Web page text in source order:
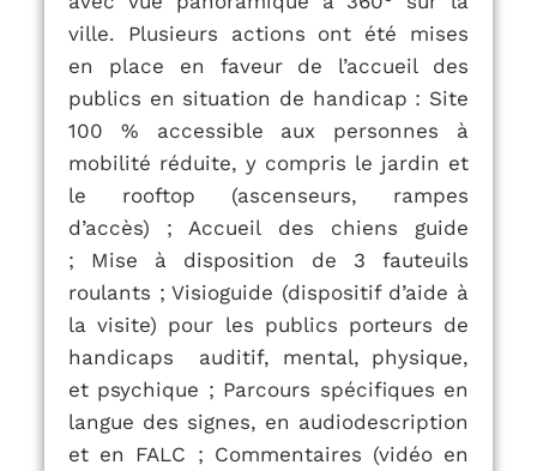
ville. Plusieurs actions ont été mises
en place en faveur de l’accueil des
publics en situation de handicap : Site
100 % accessible aux personnes à
mobilité réduite, y compris le jardin et
le rooftop (ascenseurs, rampes
d’accès) ;Accueil des chiens guide
; Mise à disposition de 3 fauteuils
roulants ;Visioguide (dispositif d’aide à
la visite) pour les publics porteurs de
handicaps auditif, mental, physique,
et psychique ; Parcours spécifiques en
langue des signes, en audiodescription
et en FALC ; Commentaires (vidéo en